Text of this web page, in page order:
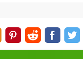
и цельного